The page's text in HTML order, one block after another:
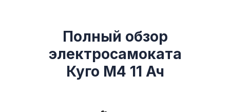
Полный обзор
электросамоката
Куго М4 11 Ач